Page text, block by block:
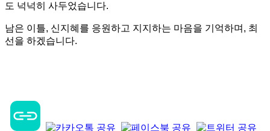
도 넉넉히 사두었습니다.
남은 이틀, 신지혜를 응원하고 지지하는 마음을 기억하며, 최
선을 하겠습니다.